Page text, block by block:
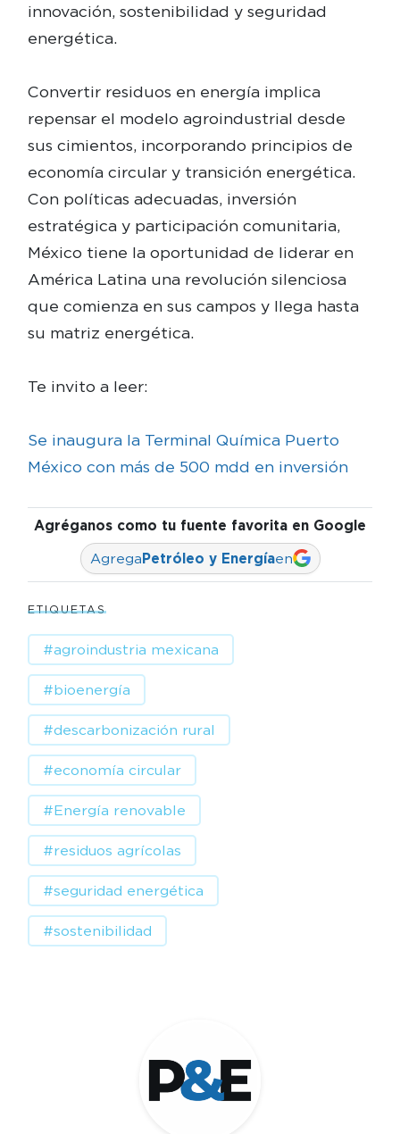
innovación, sostenibilidad y seguridad
energética.
Convertir residuos en energía implica
repensar el modelo agroindustrial desde
sus cimientos, incorporando principios de
economía circular y transición energética.
Con políticas adecuadas, inversión
estratégica y participación comunitaria,
México tiene la oportunidad de liderar en
América Latina una revolución silenciosa
que comienza en sus campos y llega hasta
su matriz energética.
Te invito a leer:
Se inaugura la Terminal Química Puerto
México con más de 500 mdd en inversión
Agréganos como tu fuente favorita en Google
AgregaPetróleo y Energíaen
ETIQUETAS
#agroindustria mexicana
#bioenergía
#descarbonización rural
#economía circular
#Energía renovable
#residuos agrícolas
#seguridad energética
#sostenibilidad